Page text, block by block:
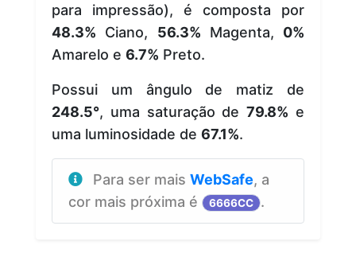
para impressão), é composta por
48.3% Ciano, 56.3% Magenta, 0%
Amarelo e 6.7% Preto.
Possui um ângulo de matiz de
248.5°, uma saturação de79.8% e
uma luminosidade de 67.1%.
Para ser mais WebSafe, a
cor mais próxima é
6666CC .